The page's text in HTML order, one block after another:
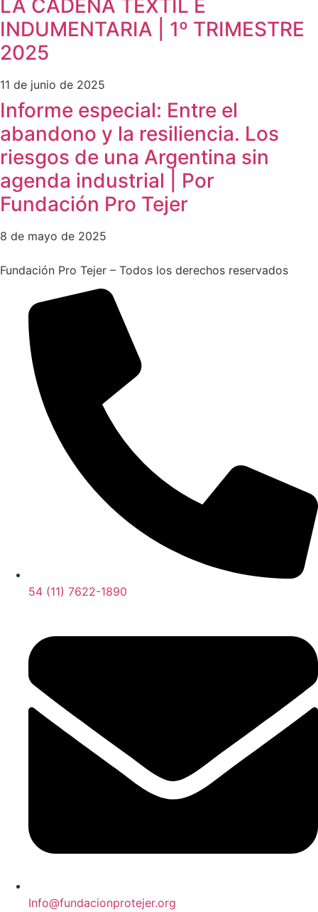
LA CADENA TEXTIL E
INDUMENTARIA | 1º TRIMESTRE
2025
11 de junio de 2025
Informe especial: Entre el
abandono y la resiliencia. Los
riesgos de una Argentina sin
agenda industrial | Por
Fundación Pro Tejer
8 de mayo de 2025
Fundación Pro Tejer – Todos los derechos reservados
54 (11) 7622-1890
Info@fundacionprotejer.org